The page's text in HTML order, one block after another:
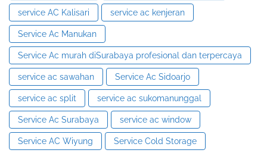
service AC Kalisari service ac kenjeran
Service Ac Manukan
Service Ac murah diSurabaya profesional dan terpercaya
service ac sawahan Service Ac Sidoarjo
service ac split service ac sukomanunggal
Service Ac Surabaya service ac window
Service AC Wiyung Service Cold Storage